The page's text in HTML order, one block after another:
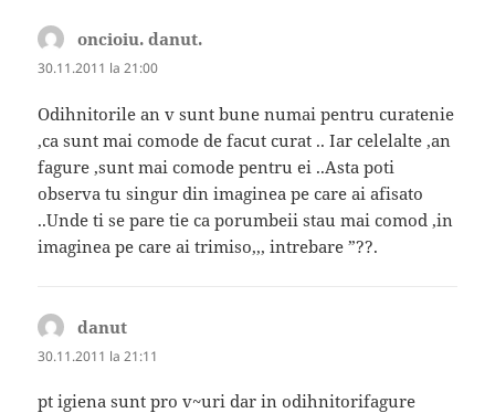
oncioiu. danut.
30.11.2011 la 21:00
Odihnitorile an v sunt bune numai pentru curatenie
,ca sunt mai comode de facut curat .. Iar celelalte ,an
fagure ,sunt mai comode pentru ei ..Asta poti
observa tu singur din imaginea pe care ai afisato
..Unde ti se pare tie ca porumbeii stau mai comod ,in
imaginea pe care ai trimiso,,, intrebare ”??.
danut
30.11.2011 la 21:11
pt igiena sunt pro v~uri dar in odihnitorifagure